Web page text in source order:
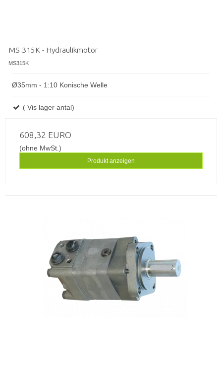
MS 315K - Hydraulikmotor
MS315K
Ø35mm - 1:10 Konische Welle
( Vis lager antal)
608,32 EURO
(ohne MwSt.)
Produkt anzeigen